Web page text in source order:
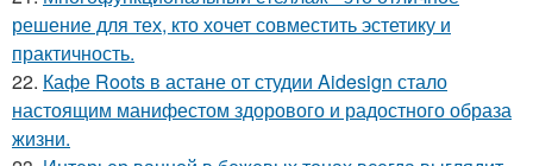
решение для тех, кто хочет совместить эстетику и
практичность.
22. Кафе Roots в астане от студии Aidesign стало
настоящим манифестом здорового и радостного образа
жизни.